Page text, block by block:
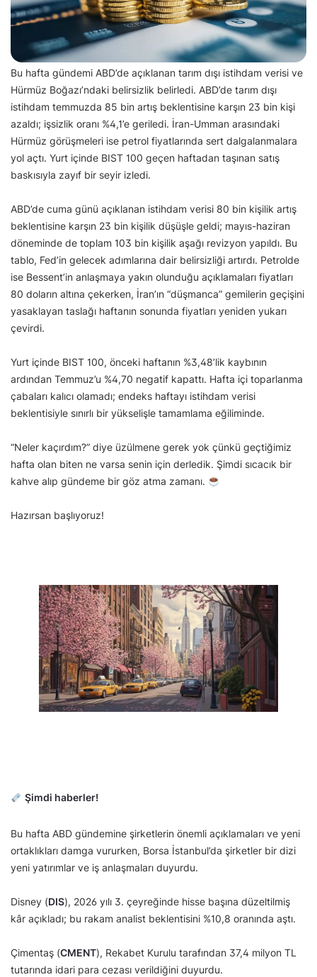
Bu hafta gündemi ABD’de açıklanan tarım dışı istihdam verisi ve
Hürmüz Boğazı’ndaki belirsizlik belirledi. ABD’de tarım dışı
istihdam temmuzda 85 bin artış beklentisine karşın 23 bin kişi
azaldı; işsizlik oranı %4,1’e geriledi. İran-Umman arasındaki
Hürmüz görüşmeleri ise petrol fiyatlarında sert dalgalanmalara
yol açtı. Yurt içinde BIST 100 geçen haftadan taşınan satış
baskısıyla zayıf bir seyir izledi.
ABD’de cuma günü açıklanan istihdam verisi 80 bin kişilik artış
beklentisine karşın 23 bin kişilik düşüşle geldi; mayıs-haziran
döneminde de toplam 103 bin kişilik aşağı revizyon yapıldı. Bu
tablo, Fed’in gelecek adımlarına dair belirsizliği artırdı. Petrolde
ise Bessent’in anlaşmaya yakın olunduğu açıklamaları fiyatları
80 doların altına çekerken, İran’ın “düşmanca” gemilerin geçişini
yasaklayan taslağı haftanın sonunda fiyatları yeniden yukarı
çevirdi.
Yurt içinde BIST 100, önceki haftanın %3,48’lik kaybının
ardından Temmuz’u %4,70 negatif kapattı. Hafta içi toparlanma
çabaları kalıcı olamadı; endeks haftayı istihdam verisi
beklentisiyle sınırlı bir yükselişle tamamlama eğiliminde.
“Neler kaçırdım?” diye üzülmene gerek yok çünkü geçtiğimiz
hafta olan biten ne varsa senin için derledik. Şimdi sıcacık bir
kahve alıp gündeme bir göz atma zamanı.
Hazırsan başlıyoruz!
Şimdi haberler!
Bu hafta ABD gündemine şirketlerin önemli açıklamaları ve yeni
ortaklıkları damga vururken, Borsa İstanbul’da şirketler bir dizi
yeni yatırımlar ve iş anlaşmaları duyurdu.
Disney (DIS), 2026 yılı 3. çeyreğinde hisse başına düzeltilmiş
kâr açıkladı; bu rakam analist beklentisini %10,8 oranında aştı.
Çimentaş (CMENT), Rekabet Kurulu tarafından 37,4 milyon TL
tutarında idari para cezası verildiğini duyurdu.